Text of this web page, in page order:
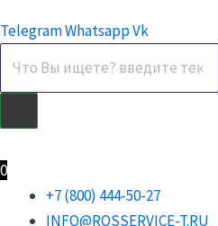
TelegramWhatsappVk
0
+7 (800) 444-50-27
INFO@ROSSERVICE-T.RU